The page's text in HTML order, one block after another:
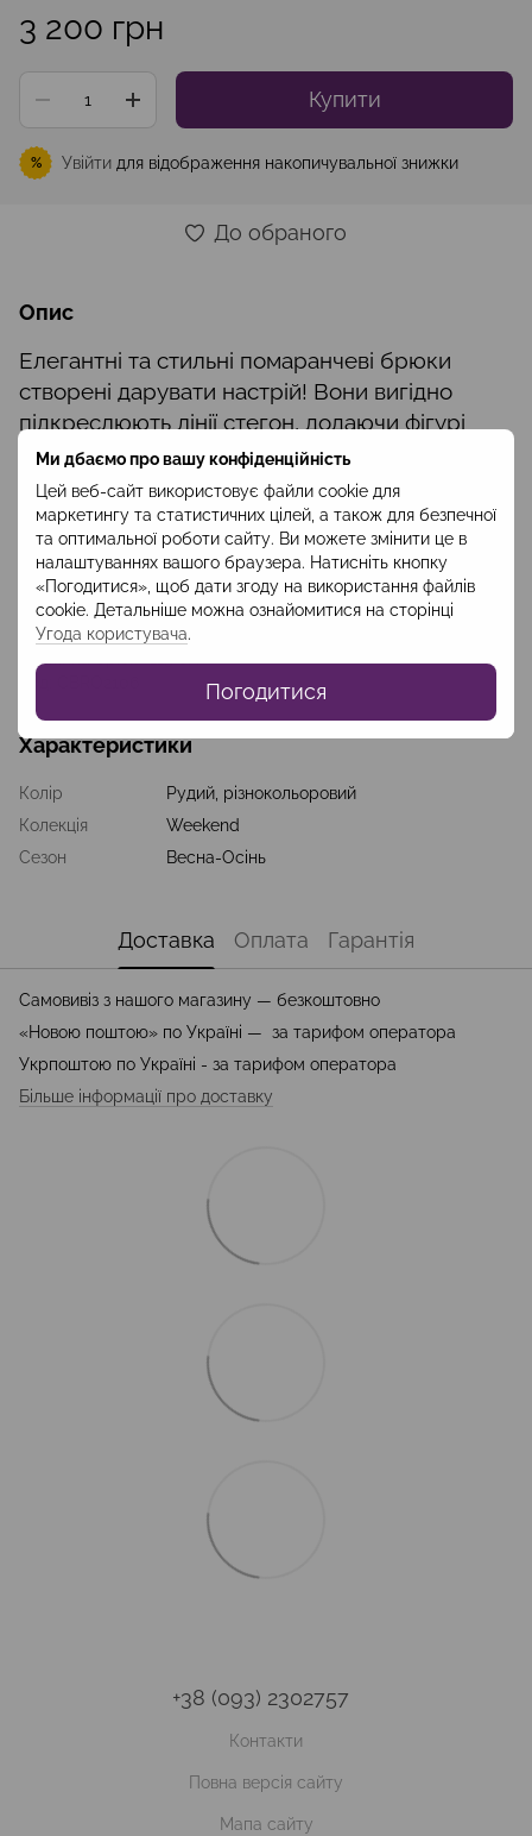
Ми дбаємо про вашу конфіденційність
Цей веб-сайт використовує файли cookie для
маркетингу та статистичних цілей, а також для безпечної
та оптимальної роботи сайту. Ви можете змінити це в
налаштуваннях вашого браузера. Натисніть кнопку
«Погодитися», щоб дати згоду на використання файлів
cookie. Детальніше можна ознайомитися на сторінці
Угода користувача.
Погодитися
3 200 грн
Купити
% Увійти для відображення накопичувальної знижки
До обраного
Опис
Елегантні та стильні помаранчеві брюки
створені дарувати настрій! Вони вигідно
підкреслюють лінії стегон, додаючи фігурі
привабливості. Прострочені стрілки спереду
допомагають тримати форму. Особливого
шарму додають легкий кльош і розріз
попереду. За допомогою цих брюк ви можете
створювати модні і оригінальні ансамблі на
кожен день.
Склад:бавовна -95%; еластан- 5%
Характеристики
Колір
Рудий, різнокольоровий
Колекція
Weekend
Сезон
Весна-Осінь
Доставка Оплата Гарантія
Самовивіз з нашого магазину — безкоштовно
«Новою поштою» по Україні — за тарифом оператора
Укрпоштою по Україні - за тарифом оператора
Більше інформації про доставку
+38 (093) 2302757
Контакти
Повна версія сайту
Мапа сайту